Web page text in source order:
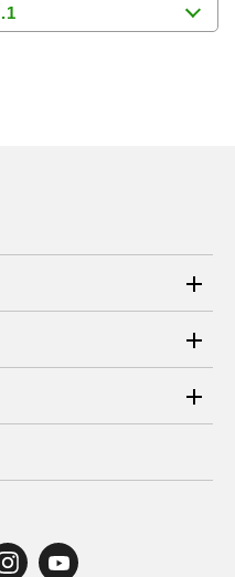
電気の売電
力向けサービス